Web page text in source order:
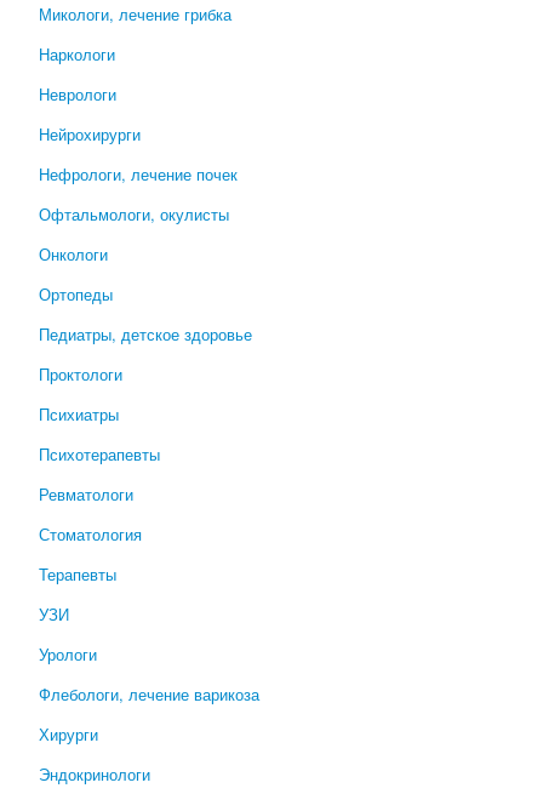
Микологи, лечение грибка
Наркологи
Неврологи
Нейрохирурги
Нефрологи, лечение почек
Офтальмологи, окулисты
Онкологи
Ортопеды
Педиатры, детское здоровье
Проктологи
Психиатры
Психотерапевты
Ревматологи
Стоматология
Терапевты
УЗИ
Урологи
Флебологи, лечение варикоза
Хирурги
Эндокринологи